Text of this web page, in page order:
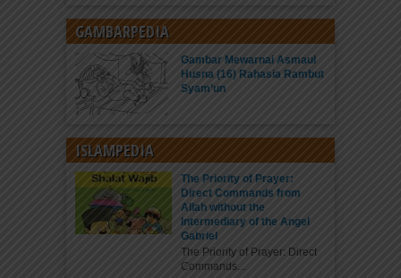
GAMBARPEDIA
Gambar Mewarnai Asmaul
Husna (16) Rahasia Rambut
Syam’un
ISLAMPEDIA
The Priority of Prayer:
Direct Commands from
Allah without the
Intermediary of the Angel
Gabriel
The Priority of Prayer: Direct
Commands...